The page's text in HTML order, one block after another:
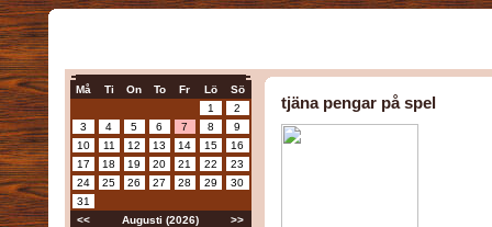
Må Ti On To Fr Lö
Sö
1
2
3
4 5 6 7 8
9
10
11 12 13 14 15
16
17
18 19 20 21 22
23
24
25 26 27 28 29
30
31
<<
Augusti (2026)
>>
tjäna pengar på spel